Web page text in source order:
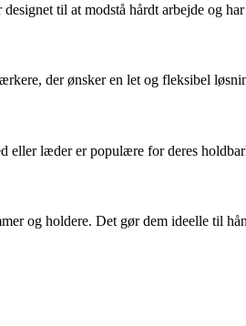
til at modstå hårdt arbejde og
der ønsker en let og fleksibel
eller læder er populære for deres
og holdere. Det gør dem ideelle til